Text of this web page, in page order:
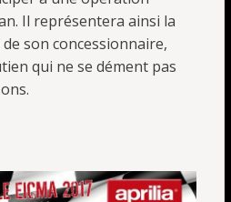
Il représentera ainsi la
son concessionnaire,
qui ne se dément pas